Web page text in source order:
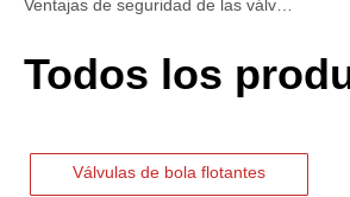
Todos los
Válvulas de bola flotantes